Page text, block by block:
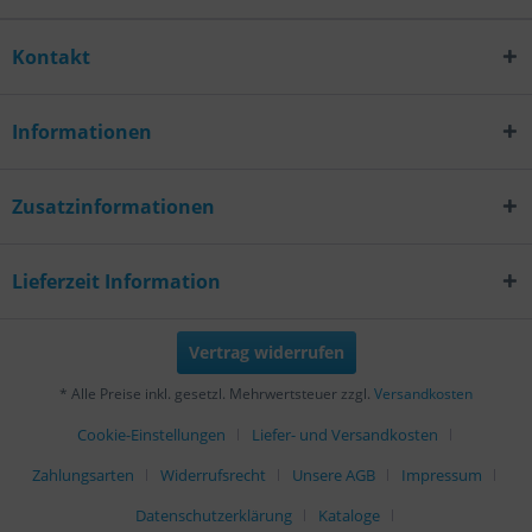
Kontakt
Informationen
Zusatzinformationen
Lieferzeit Information
Vertrag widerrufen
* Alle Preise inkl. gesetzl. Mehrwertsteuer zzgl. Versandkosten
Cookie-Einstellungen
Liefer- und Versandkosten
Zahlungsarten
Widerrufsrecht Unsere AGB
Impressum
Datenschutzerklärung
Kataloge